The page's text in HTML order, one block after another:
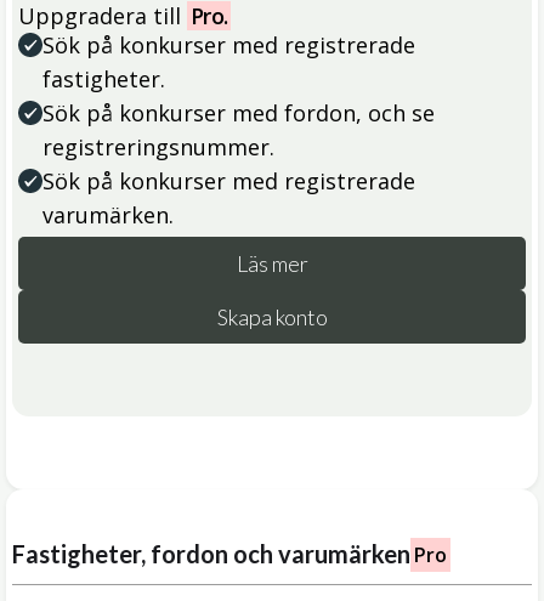
Uppgradera till Pro.
Sök på konkurser med registrerade
fastigheter.
Sök på konkurser med fordon, och se
registreringsnummer.
Sök på konkurser med registrerade
varumärken.
Läs mer
Skapa konto
Fastigheter, fordon och varumärken Pro